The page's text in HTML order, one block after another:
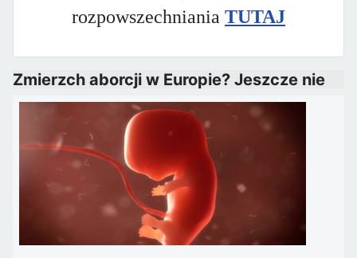
rozpowszechniania TUTAJ
Zmierzch aborcji w Europie? Jeszcze nie